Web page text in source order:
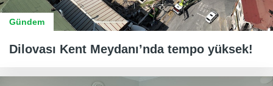
Gündem
Dilovası Kent Meydanı’nda tempo yüksek!